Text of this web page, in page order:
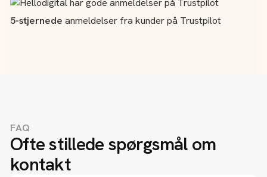
5-stjernede anmeldelser fra kunder på Trustpilot
FAQ
Ofte stillede spørgsmål om
kontakt